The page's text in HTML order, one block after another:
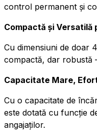
control permanent și
Compactă și Versatilă
Cu dimensiuni de doar
compactă, dar robustă
Capacitate Mare,
Cu o capacitate de
este dotată cu funcție
angajaților.